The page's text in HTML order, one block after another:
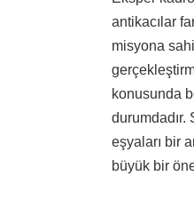
antikacılar
misyona
konusunda
durumdadır.
eşyaları bir
büyük bir